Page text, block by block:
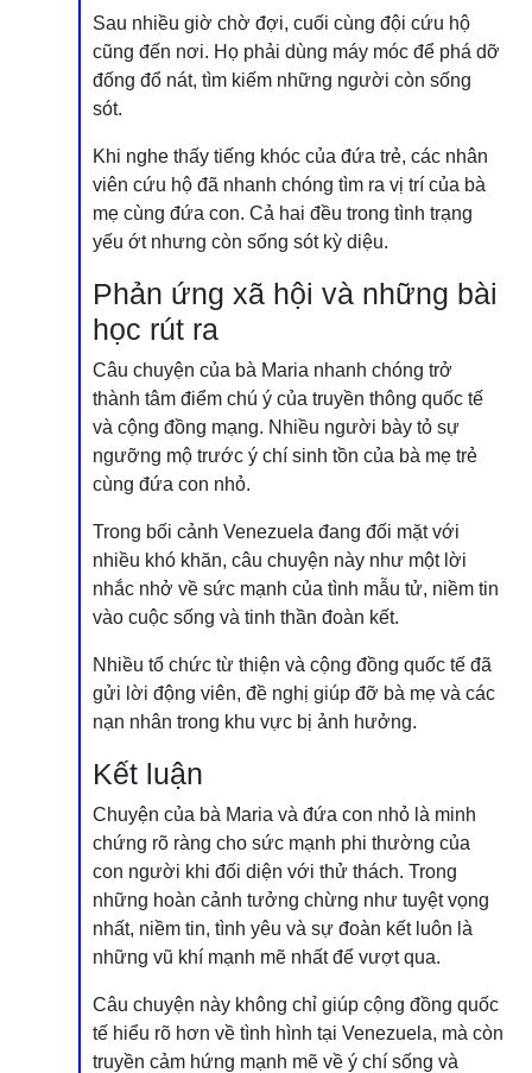
Sau nhiều giờ chờ đợi, cuối cùng đội cứu hộ
cũng đến nơi. Họ phải dùng máy móc để phá dỡ
đống đổ nát, tìm kiếm những người còn sống
sót.
Khi nghe thấy tiếng khóc của đứa trẻ, các nhân
viên cứu hộ đã nhanh chóng tìm ra vị trí của bà
mẹ cùng đứa con. Cả hai đều trong tình trạng
yếu ớt nhưng còn sống sót kỳ diệu.
Phản ứng xã hội và những bài
học rút ra
Câu chuyện của bà Maria nhanh chóng trở
thành tâm điểm chú ý của truyền thông quốc tế
và cộng đồng mạng. Nhiều người bày tỏ sự
ngưỡng mộ trước ý chí sinh tồn của bà mẹ trẻ
cùng đứa con nhỏ.
Trong bối cảnh Venezuela đang đối mặt với
nhiều khó khăn, câu chuyện này như một lời
nhắc nhở về sức mạnh của tình mẫu tử, niềm tin
vào cuộc sống và tinh thần đoàn kết.
Nhiều tổ chức từ thiện và cộng đồng quốc tế đã
gửi lời động viên, đề nghị giúp đỡ bà mẹ và các
nạn nhân trong khu vực bị ảnh hưởng.
Kết luận
Chuyện của bà Maria và đứa con nhỏ là minh
chứng rõ ràng cho sức mạnh phi thường của
con người khi đối diện với thử thách. Trong
những hoàn cảnh tưởng chừng như tuyệt vọng
nhất, niềm tin, tình yêu và sự đoàn kết luôn là
những vũ khí mạnh mẽ nhất để vượt qua.
Câu chuyện này không chỉ giúp cộng đồng quốc
tế hiểu rõ hơn về tình hình tại Venezuela, mà còn
truyền cảm hứng mạnh mẽ về ý chí sống và